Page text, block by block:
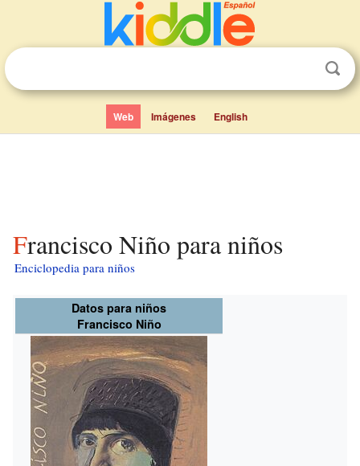
Web Imágenes English
Francisco Niño para niños
Enciclopedia para niños
Datos para niños
Francisco Niño